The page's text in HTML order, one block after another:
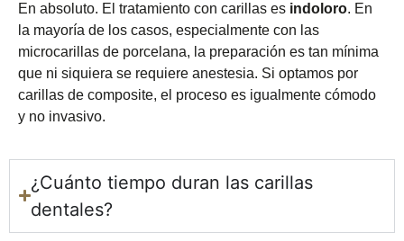
En absoluto. El tratamiento con carillas es indoloro. En
la mayoría de los casos, especialmente con las
microcarillas de porcelana, la preparación es tan mínima
que ni siquiera se requiere anestesia. Si optamos por
carillas de composite, el proceso es igualmente cómodo
y no invasivo.
¿Cuánto tiempo duran las carillas
dentales?